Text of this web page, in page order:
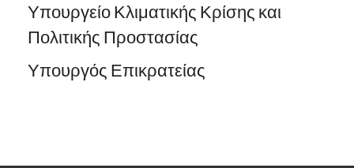
Υπουργείο Κλιματικής Κρίσης και
Πολιτικής Προστασίας
Υπουργός Επικρατείας